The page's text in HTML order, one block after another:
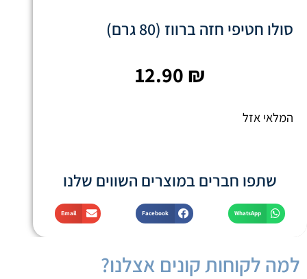
סולו חטיפי חזה ברווז (80 גרם)
12.90 ₪
המלאי אזל
שתפו חברים במוצרים השווים שלנו
WhatsApp
Facebook
Email
למה לקוחות קונים אצלנו?